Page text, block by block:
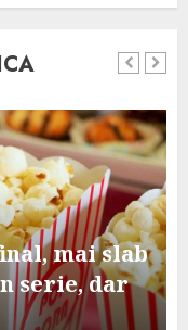
mai slab
serie, dar